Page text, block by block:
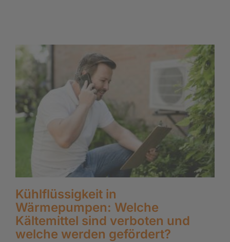
Kühlflüssigkeit in
Wärmepumpen: Welche
Kältemittel sind verboten und
welche werden gefördert?